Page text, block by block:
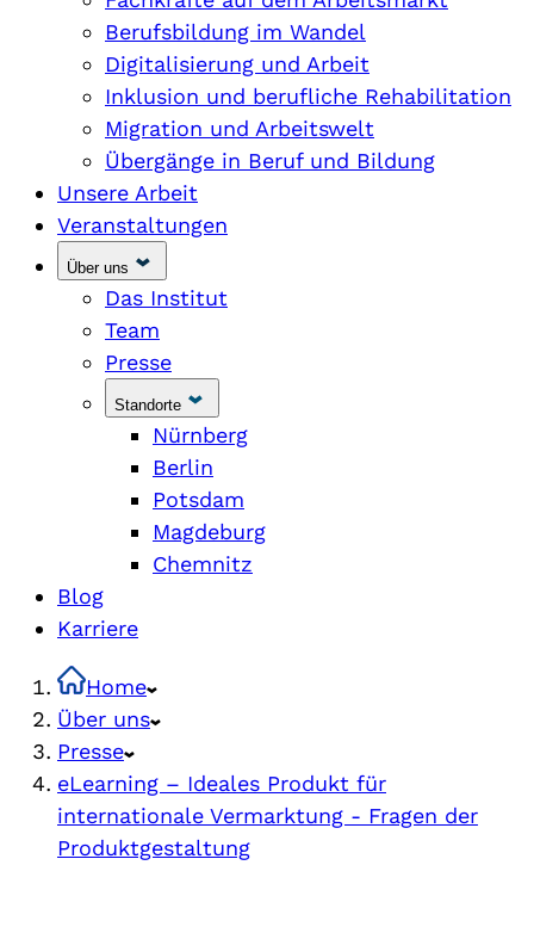
Berufsbildung im Wandel
Digitalisierung und Arbeit
Inklusion und berufliche Rehabilitation
Migration und Arbeitswelt
Übergänge in Beruf und Bildung
Unsere Arbeit
Veranstaltungen
Über uns
Das Institut
Team
Presse
Standorte
Nürnberg
Berlin
Potsdam
Magdeburg
Chemnitz
Blog
Karriere
Home
Über uns
Presse
eLearning – Ideales Produkt für
internationale Vermarktung - Fragen der
Produktgestaltung